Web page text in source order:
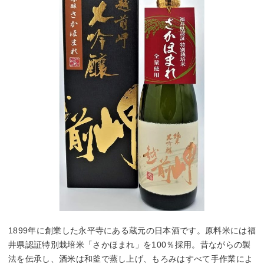
1899年に創業した永平寺にある蔵元の日本酒です。原料米には福
井県認証特別栽培米「さかほまれ」を100％採用。昔ながらの製
法を伝承し、酒米は和釜で蒸し上げ、もろみはすべて手作業によ